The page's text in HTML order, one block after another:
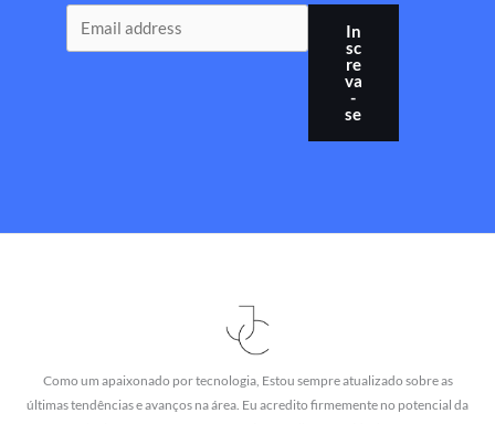
In
sc
re
va
-
se
Como um apaixonado por tecnologia, Estou sempre atualizado sobre as
últimas tendências e avanços na área. Eu acredito firmemente no potencial da